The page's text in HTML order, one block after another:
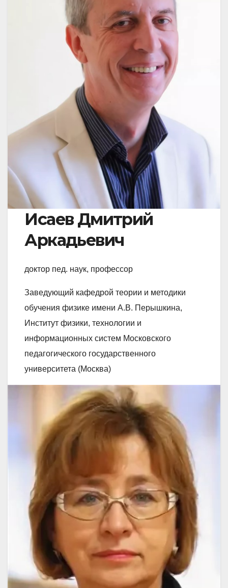
Исаев Дмитрий
Аркадьевич
доктор пед. наук, профессор
Заведующий кафедрой теории и методики
обучения физике имени А.В. Перышкина,
Институт физики, технологии и
информационных систем Московского
педагогического государственного
университета (Москва)